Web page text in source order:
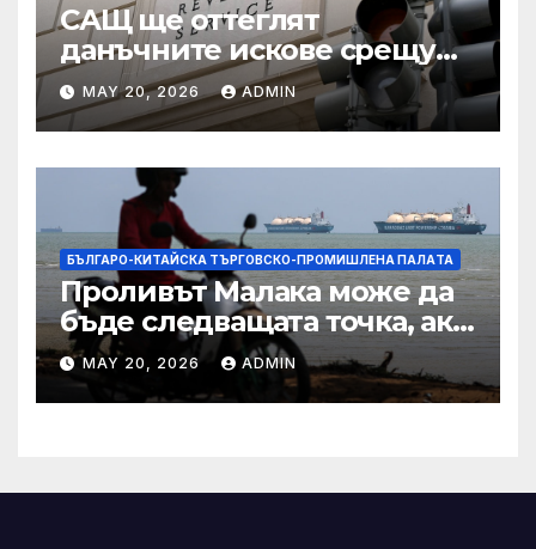
САЩ ще оттеглят
данъчните искове срещу
Тръмп „завинаги“ в
сделката за съдебно дело с
IRS
MAY 20, 2026 ADMIN
БЪЛГАРО-КИТАЙСКА ТЪРГОВСКО-ПРОМИШЛЕНА ПАЛAТА
Проливът Малака може да
бъде следващата точка, ако
Азия не внимава
MAY 20, 2026 ADMIN